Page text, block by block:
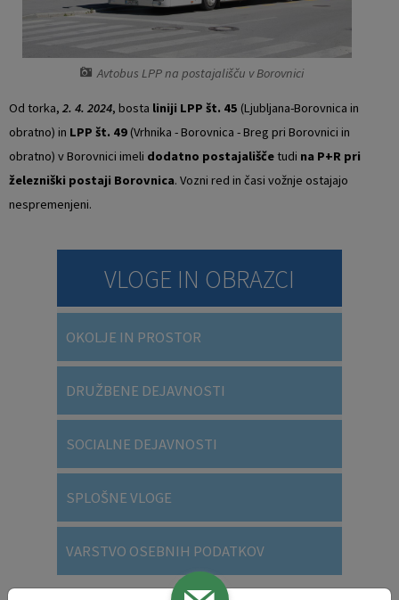
Avtobus LPP na postajališču v Borovnici
Od torka, 2. 4. 2024, bosta liniji LPP št. 45 (Ljubljana-Borovnica in
obratno) in LPP št. 49 (Vrhnika - Borovnica - Breg pri Borovnici in
obratno) v Borovnici imeli dodatno postajališčetudi na P+R pri
železniški postaji Borovnica. Vozni red in časi vožnje ostajajo
nespremenjeni.
VLOGE IN OBRAZCI
OKOLJE IN PROSTOR
DRUŽBENE DEJAVNOSTI
SOCIALNE DEJAVNOSTI
SPLOŠNE VLOGE
VARSTVO OSEBNIH PODATKOV
Vaški odbori
Naselja v občini
Organigram
Varstvo osebnih podatkov
Temeljni akti občine
Strateški dokumenti
Katalog informacij javnega značaja
Notranja prijava po Zakonu o zaščiti prijaviteljev
Zero waste občina
Prostorski akti občine
Predpisi in odloki
Občinski časopis
Proračun občine
Lokalne volitve